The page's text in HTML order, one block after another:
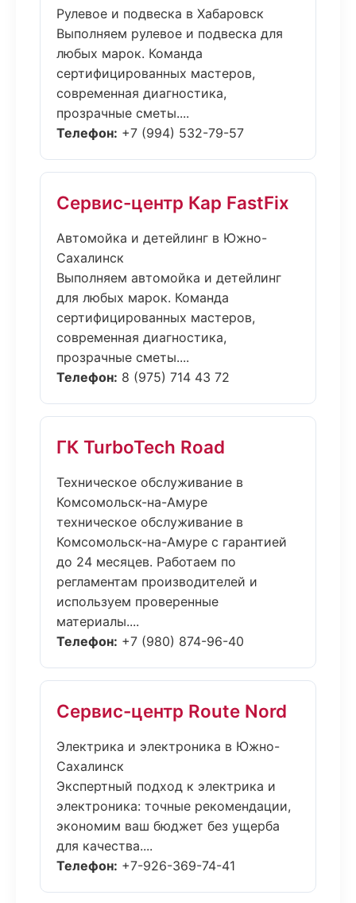
Рулевое и подвеска в Хабаровск
Выполняем рулевое и подвеска для
любых марок. Команда
сертифицированных мастеров,
современная диагностика,
прозрачные сметы....
Телефон: +7 (994) 532-79-57
Сервис-центр Кар FastFix
Автомойка и детейлинг в Южно-
Сахалинск
Выполняем автомойка и детейлинг
для любых марок. Команда
сертифицированных мастеров,
современная диагностика,
прозрачные сметы....
Телефон: 8 (975) 714 43 72
ГК TurboTech Road
Техническое обслуживание в
Комсомольск-на-Амуре
техническое обслуживание в
Комсомольск-на-Амуре с гарантией
до 24 месяцев. Работаем по
регламентам производителей и
используем проверенные
материалы....
Телефон: +7 (980) 874-96-40
Сервис-центр Route Nord
Электрика и электроника в Южно-
Сахалинск
Экспертный подход к электрика и
электроника: точные рекомендации,
экономим ваш бюджет без ущерба
для качества....
Телефон: +7-926-369-74-41